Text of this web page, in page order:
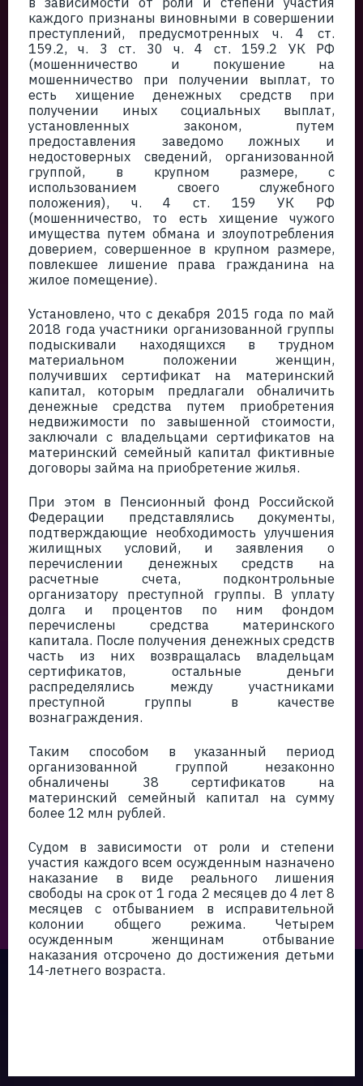
каждого признаны виновными в совершении
преступлений, предусмотренных ч. 4 ст.
159.2, ч. 3 ст. 30 ч. 4 ст. 159.2 УК РФ
(мошенничество и покушение на
мошенничество при получении выплат, то
есть хищение денежных средств при
получении иных социальных выплат,
установленных законом, путем
предоставления заведомо ложных и
недостоверных сведений, организованной
группой, в крупном размере, с
использованием своего служебного
положения), ч. 4 ст. 159 УК РФ
(мошенничество, то есть хищение чужого
имущества путем обмана и злоупотребления
доверием, совершенное в крупном размере,
повлекшее лишение права гражданина на
жилое помещение).
Установлено, что с декабря 2015 года по май
2018 года участники организованной группы
подыскивали находящихся в трудном
материальном положении женщин,
получивших сертификат на материнский
капитал, которым предлагали обналичить
денежные средства путем приобретения
недвижимости по завышенной стоимости,
заключали с владельцами сертификатов на
материнский семейный капитал фиктивные
договоры займа на приобретение жилья.
При этом в Пенсионный фонд Российской
Федерации представлялись документы,
подтверждающие необходимость улучшения
жилищных условий, и заявления о
перечислении денежных средств на
расчетные счета, подконтрольные
организатору преступной группы. В уплату
долга и процентов по ним фондом
перечислены средства материнского
капитала. После получения денежных средств
часть из них возвращалась владельцам
сертификатов, остальные деньги
распределялись между участниками
преступной группы в качестве
вознаграждения.
Таким способом в указанный период
организованной группой незаконно
обналичены 38 сертификатов на
материнский семейный капитал на сумму
более 12 млн рублей.
Судом в зависимости от роли и степени
участия каждого всем осужденным назначено
наказание в виде реального лишения
свободы на срок от 1 года 2 месяцев до 4 лет 8
месяцев с отбыванием в исправительной
колонии общего режима. Четырем
осужденным женщинам отбывание
наказания отсрочено до достижения детьми
14-летнего возраста.